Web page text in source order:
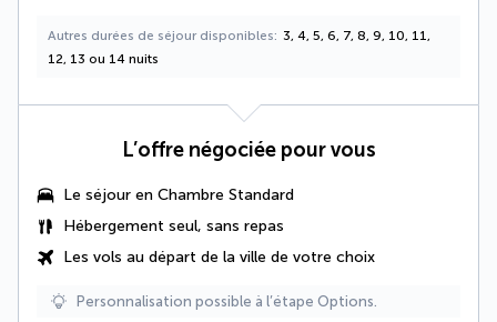
Autres durées de séjour disponibles
3, 4, 5, 6, 7, 8, 9, 10, 11,
12, 13 ou 14 nuits
L’offre négociée pour vous
Le séjour en Chambre Standard
Hébergement seul, sans repas
Les vols au départ de la ville de votre choix
Personnalisation possible à l’étape Options.